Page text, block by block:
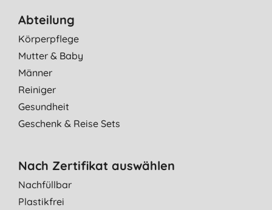
Abteilung
Körperpflege
Mutter & Baby
Männer
Reiniger
Gesundheit
Geschenk & Reise Sets
Nach Zertifikat auswählen
Nachfüllbar
Plastikfrei